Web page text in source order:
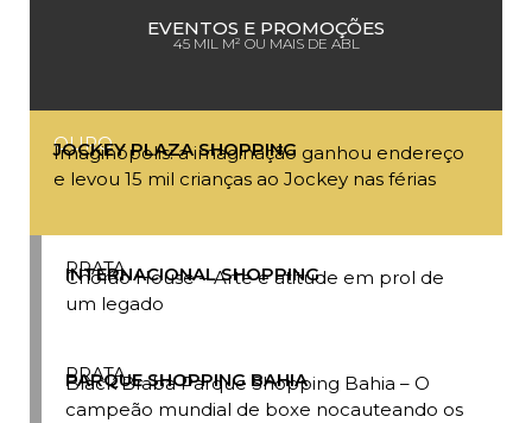
EVENTOS E PROMOÇÕES
45 MIL M² OU MAIS DE ABL
OURO
JOCKEY PLAZA SHOPPING
Imaginópolis: a imaginação ganhou endereço
e levou 15 mil crianças ao Jockey nas férias
PRATA
INTERNACIONAL SHOPPING
Chorão House – Arte e atitude em prol de
um legado
PRATA
PARQUE SHOPPING BAHIA
Black Braba Parque Shopping Bahia – O
campeão mundial de boxe nocauteando os